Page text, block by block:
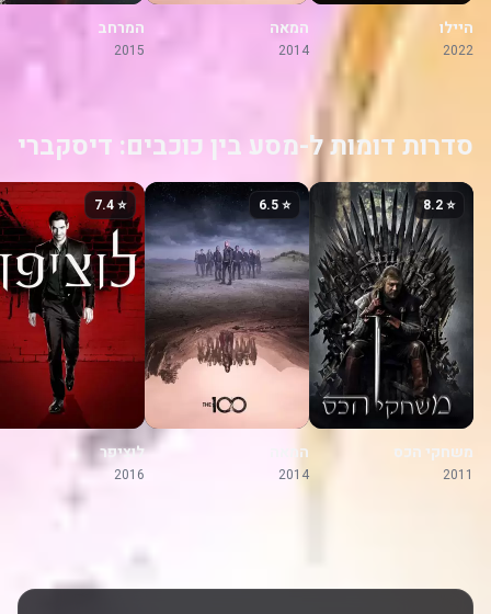
היילו
2022
המאה
2014
המרחב
2015
סדרות דומות ל-מסע בין כוכבים: דיסקברי
⭐ 8.2
משחקי הכס
2011
⭐ 6.5
המאה
2014
⭐ 7.4
לוציפר
2016